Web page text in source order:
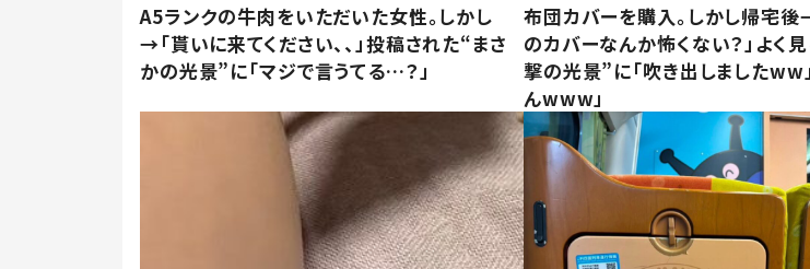
A5ランクの牛肉をいただいた女性。しかし
→「貰いに来てください、、」投稿された“まさ
かの光景”に「マジで言うてる…？」
布団カバーを購入。しかし帰宅後
のカバーなんか怖くない？」よく
撃の光景”に「吹き出しましたww
んwww」